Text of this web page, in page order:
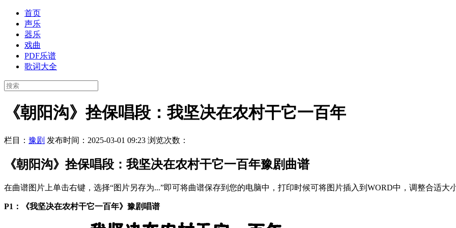
首页
声乐
器乐
戏曲
PDF乐谱
歌词大全
《朝阳沟》拴保唱段：我坚决在农村干它一百年
栏目： 豫剧 发布时间：2025-03-01 09:23 浏览次数：
《朝阳沟》拴保唱段：我坚决在农村干它一百年豫剧曲谱
在曲谱图片上单击右键，选择“图片另存为...”即可将曲谱保存到您的电脑中，打印时候可将图片插入到WORD中，调整合适大
P1：《我坚决在农村干它一百年》豫剧唱谱